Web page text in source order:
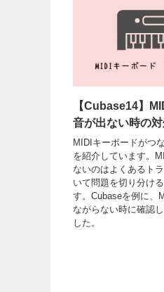
【Cubase14】
音が出ない時の
MIDIキーボードがつ
を紹介しています。
ないのはよくあるト
いて問題を切り分け
す。Cubaseを例に、
ながらない時に確認
した。